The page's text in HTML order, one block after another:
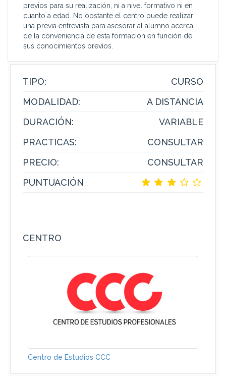
previos para su realización, ni a nivel formativo ni en
cuanto a edad. No obstante el centro puede realizar
una previa entrevista para asesorar al alumno acerca
de la conveniencia de esta formación en función de
sus conocimientos previos.
TIPO:
CURSO
MODALIDAD:
A DISTANCIA
DURACIÓN:
VARIABLE
PRACTICAS:
CONSULTAR
PRECIO:
CONSULTAR
PUNTUACIÓN
CENTRO
Centro de Estudios CCC